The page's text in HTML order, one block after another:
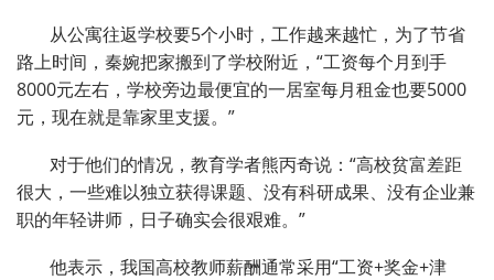
从公寓往返学校要5个小时，工作越来越忙，为了节省
路上时间，秦婉把家搬到了学校附近，“工资每个月到手
8000元左右，学校旁边最便宜的一居室每月租金也要5000
元，现在就是靠家里支援。”
对于他们的情况，教育学者熊丙奇说：“高校贫富差距
很大，一些难以独立获得课题、没有科研成果、没有企业兼
职的年轻讲师，日子确实会很艰难。”
他表示，我国高校教师薪酬通常采用“工资+奖金+津